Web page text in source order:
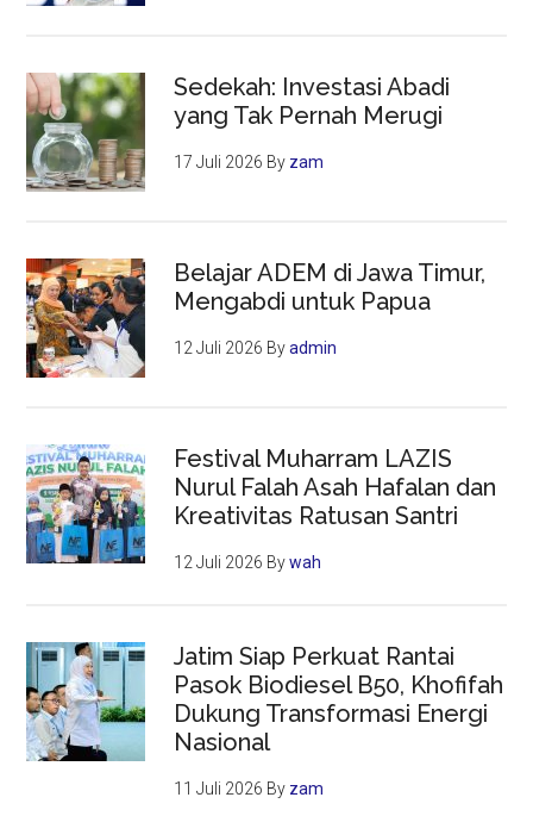
Sedekah: Investasi Abadi
yang Tak Pernah Merugi
17 Juli 2026 By zam
Belajar ADEM di Jawa Timur,
Mengabdi untuk Papua
12 Juli 2026 Byadmin
Festival Muharram LAZIS
Nurul Falah Asah Hafalan dan
Kreativitas Ratusan Santri
12 Juli 2026 Bywah
Jatim Siap Perkuat Rantai
Pasok Biodiesel B50, Khofifah
Dukung Transformasi Energi
Nasional
11 Juli 2026 By zam